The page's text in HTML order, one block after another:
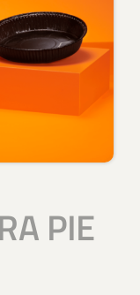
PIE